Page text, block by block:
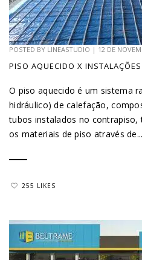
POSTED BY LINEASTUDIO | 12 DE
PISO AQUECIDO X
O piso aquecido é um sistema
hidráulico) de calefação,
tubos instalados no
os materiais de piso através de...
255 LIKES